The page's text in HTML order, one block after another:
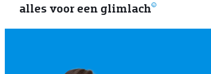
alles voor een glimlach